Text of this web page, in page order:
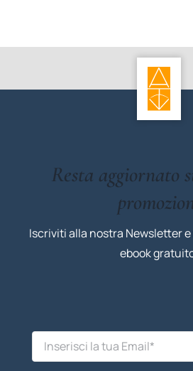
Resta aggiornato
Iscriviti alla nostra Newsletter
ebook